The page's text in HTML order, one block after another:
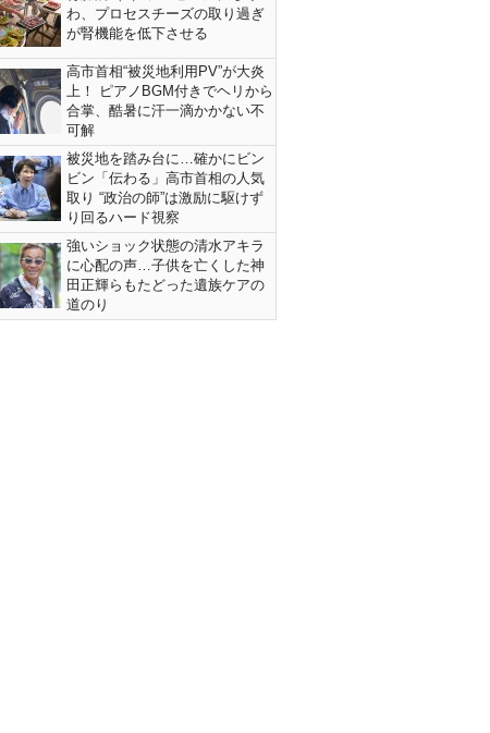
わ、プロセスチーズの取り過ぎ
が腎機能を低下させる
高市首相“被災地利用PV”が大炎
上！ ピアノBGM付きでヘリから
合掌、酷暑に汗一滴かかない不
可解
被災地を踏み台に…確かにビン
ビン「伝わる」高市首相の人気
取り “政治の師”は激励に駆けず
り回るハード視察
強いショック状態の清水アキラ
に心配の声…子供を亡くした神
田正輝らもたどった遺族ケアの
道のり